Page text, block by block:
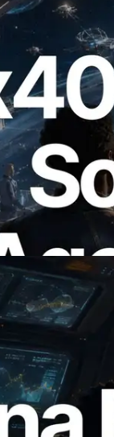
con
de IA
que